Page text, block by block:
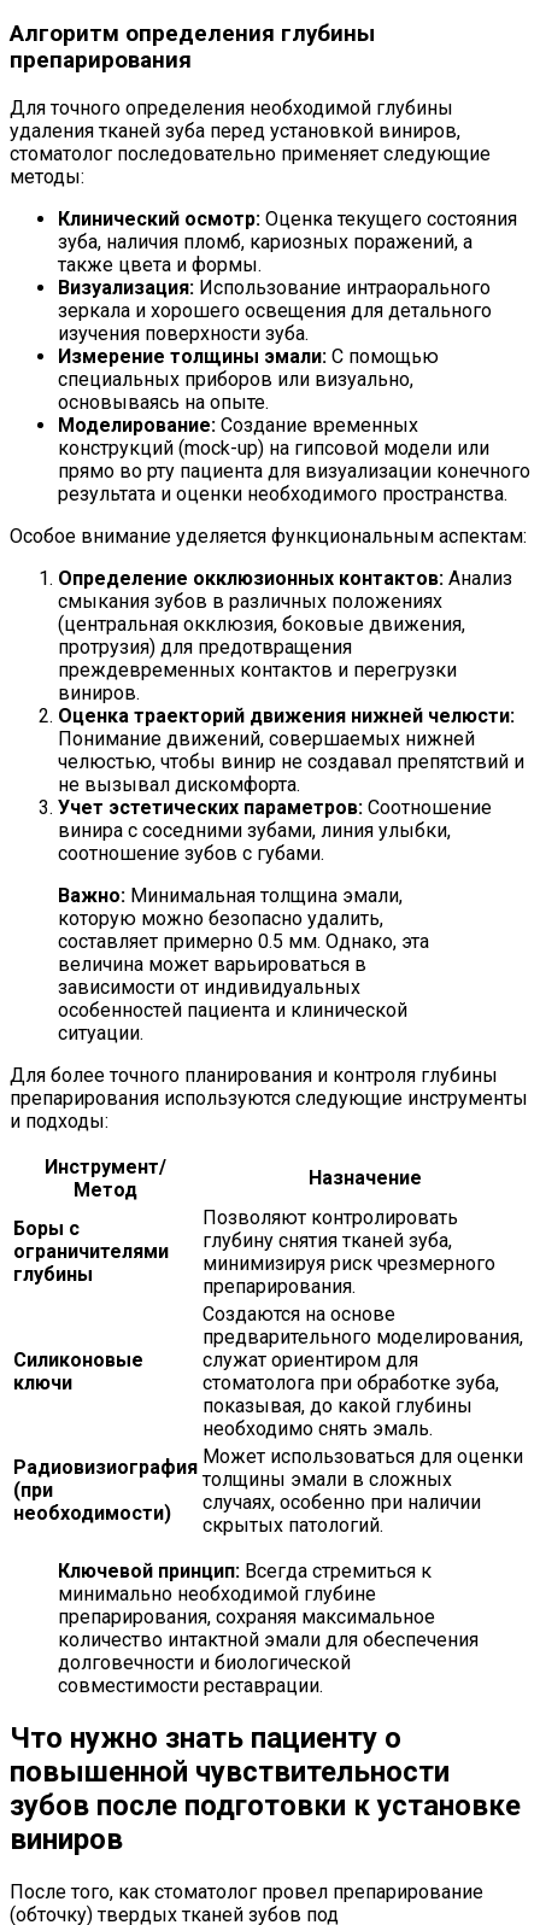
Алгоритм определения глубины
препарирования
Для точного определения необходимой глубины
удаления тканей зуба перед установкой виниров,
стоматолог последовательно применяет следующие
методы:
Клинический осмотр: Оценка текущего состояния
зуба, наличия пломб, кариозных поражений, а
также цвета и формы.
Визуализация: Использование интраорального
зеркала и хорошего освещения для детального
изучения поверхности зуба.
Измерение толщины эмали: С помощью
специальных приборов или визуально,
основываясь на опыте.
Моделирование: Создание временных
конструкций (mock-up) на гипсовой модели или
прямо во рту пациента для визуализации конечного
результата и оценки необходимого пространства.
Особое внимание уделяется функциональным аспектам:
Определение окклюзионных контактов: Анализ
смыкания зубов в различных положениях
(центральная окклюзия, боковые движения,
протрузия) для предотвращения
преждевременных контактов и перегрузки
виниров.
Оценка траекторий движения нижней челюсти:
Понимание движений, совершаемых нижней
челюстью, чтобы винир не создавал препятствий и
не вызывал дискомфорта.
Учет эстетических параметров: Соотношение
винира с соседними зубами, линия улыбки,
соотношение зубов с губами.
Важно: Минимальная толщина эмали,
которую можно безопасно удалить,
составляет примерно 0.5 мм. Однако, эта
величина может варьироваться в
зависимости от индивидуальных
особенностей пациента и клинической
ситуации.
Для более точного планирования и контроля глубины
препарирования используются следующие инструменты
и подходы:
Инструмент/
Метод
Назначение
Боры с
ограничителями
глубины
Позволяют контролировать
глубину снятия тканей зуба,
минимизируя риск чрезмерного
препарирования.
Силиконовые
ключи
Создаются на основе
предварительного моделирования,
служат ориентиром для
стоматолога при обработке зуба,
показывая, до какой глубины
необходимо снять эмаль.
Радиовизиография
(при
необходимости)
Может использоваться для оценки
толщины эмали в сложных
случаях, особенно при наличии
скрытых патологий.
Ключевой принцип: Всегда стремиться к
минимально необходимой глубине
препарирования, сохраняя максимальное
количество интактной эмали для обеспечения
долговечности и биологической
совместимости реставрации.
Что нужно знать пациенту о
повышенной чувствительности
зубов после подготовки к установке
виниров
После того, как стоматолог провел препарирование
(обточку) твердых тканей зубов под